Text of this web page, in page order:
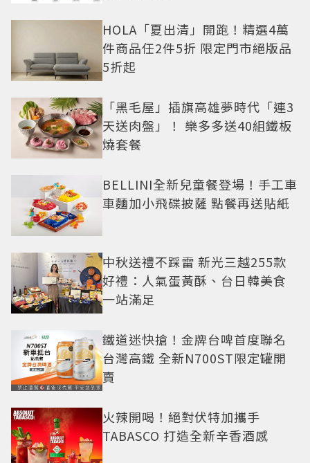
HOLA「夏出清」開跑！精選4萬
件商品任2件5折 限定門市絕版品
5折起
「黑毛屋」插旗高雄夢時代「連3
天送肉盤」！ 樂多多送40組鐵板
燒套餐
BELLINI全新兒童餐登場！手工車
車麵加小飛碟披薩 點餐再送貼紙
中秋送禮不踩雷 新光三越255款
好禮：人氣蛋黃酥、台日韓美食
一站滿足
鐵道迷快搶！金牌台啤首度聯名
台灣高鐵 全新N700ST限定罐開
賣
火辣開喝！絕對伏特加攜手
TABASCO 打造全新辛香酒感